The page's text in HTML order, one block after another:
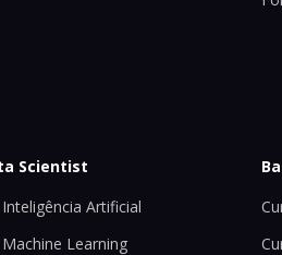
Scientist
Artificial
Learning